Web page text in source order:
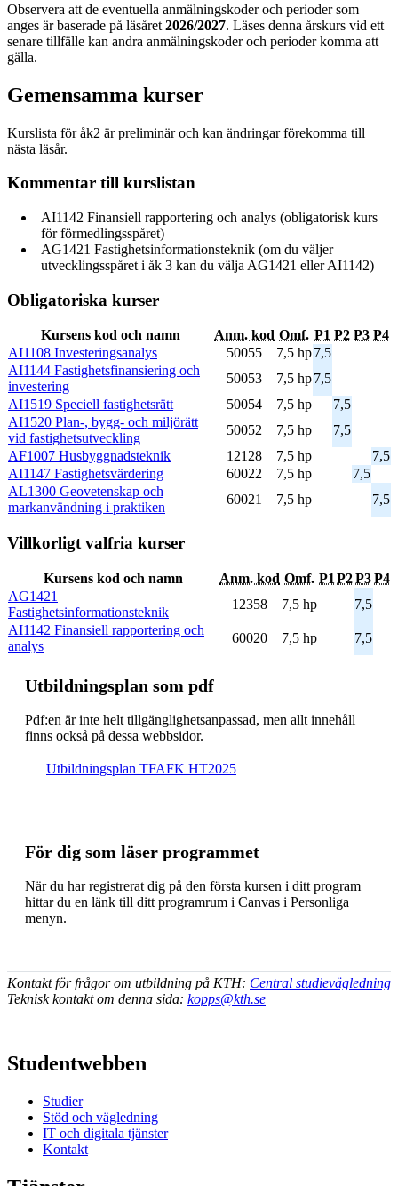
Observera att de eventuella anmälningskoder och perioder som
anges är baserade på läsåret 2026/2027. Läses denna årskurs vid ett
senare tillfälle kan andra anmälningskoder och perioder komma att
gälla.
Gemensamma kurser
Kurslista för åk2 är preliminär och kan ändringar förekomma till
nästa läsår.
Kommentar till kurslistan
AI1142 Finansiell rapportering och analys (obligatorisk kurs
för förmedlingsspåret)
AG1421 Fastighetsinformationsteknik (om du väljer
utvecklingsspåret i åk 3 kan du välja AG1421 eller AI1142)
Obligatoriska kurser
Kursens kod och namn Anm. kod Omf. P1 P2 P3 P4
AI1108 Investeringsanalys
50055 7,5 hp7,5
AI1144 Fastighetsfinansiering och
investering
50053 7,5 hp7,5
AI1519 Speciell fastighetsrätt
50054 7,5 hp
7,5
AI1520 Plan-, bygg- och miljörätt
vid fastighetsutveckling
50052 7,5 hp
7,5
AF1007 Husbyggnadsteknik
12128 7,5 hp
7,5
AI1147 Fastighetsvärdering
60022 7,5 hp
7,5
AL1300 Geovetenskap och
markanvändning i praktiken
60021 7,5 hp 7,5
Villkorligt valfria kurser
Kursens kod och namn Anm. kod Omf. P1 P2P3P4
AG1421
Fastighetsinformationsteknik
12358 7,5 hp
7,5
AI1142 Finansiell rapportering och
analys
60020 7,5 hp 7,5
Ut­bild­nings­plan som pdf
Pdf:en är inte helt till­gäng­lig­hets­an­pas­sad, men allt inne­håll
finns också på dessa webb­sidor.
Ut­bild­nings­plan TFAFK HT2025
För dig som läser programmet
När du har registrerat dig på den första kursen i ditt program
hittar du en länk till ditt programrum i Canvas i Personliga
menyn.
Kontakt för frågor om utbildning på KTH: Central studievägledning
Teknisk kontakt om denna sida: kopps@kth.se
Studentwebben
Studier
Stöd och vägledning
IT och digitala tjänster
Kontakt